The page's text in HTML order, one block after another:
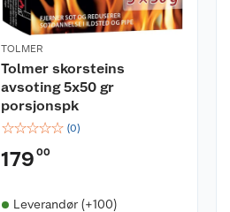
TOLMER
Tolmer skorsteins
avsoting 5x50 gr
porsjonspk
☆☆☆☆☆ (0)
179 00
Leverandør (+100)